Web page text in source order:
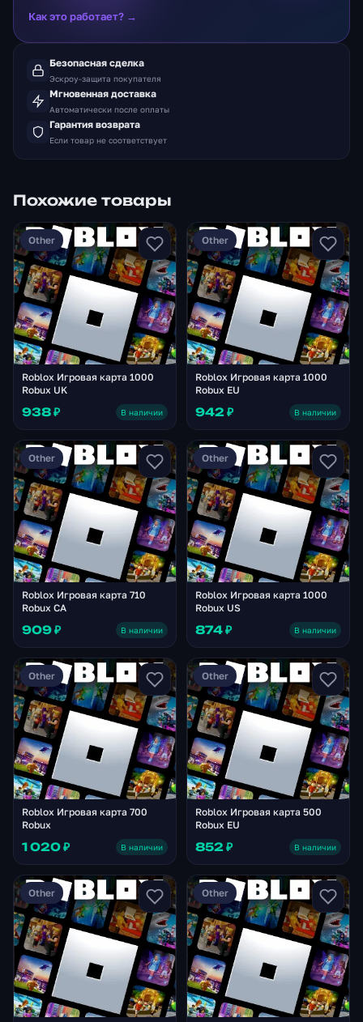
Как это работает? →
Безопасная сделка
Эскроу-защита покупателя
Мгновенная доставка
Автоматически после оплаты
Гарантия возврата
Если товар не соответствует
Похожие товары
Other
Roblox Игровая карта 1000
Robux UK
938 ₽ В наличии
Other
Roblox Игровая карта 1000
Robux EU
942 ₽ В наличии
Other
Roblox Игровая карта 710
Robux CA
909 ₽ В наличии
Other
Roblox Игровая карта 1000
Robux US
874 ₽ В наличии
Other
Roblox Игровая карта 700
Robux
1 020 ₽ В наличии
Other
Roblox Игровая карта 500
Robux EU
852 ₽ В наличии
Other Other